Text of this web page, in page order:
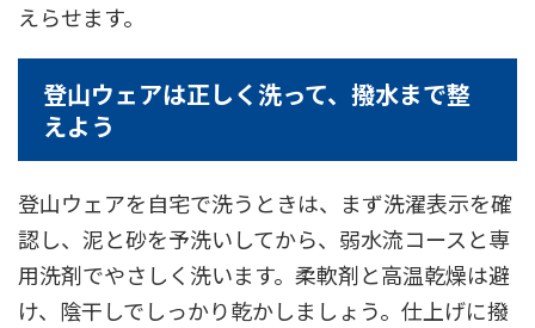
えらせます。
登山ウェアは正しく洗って、撥水まで整
えよう
登山ウェアを自宅で洗うときは、まず洗濯表示を確
認し、泥と砂を予洗いしてから、弱水流コースと専
用洗剤でやさしく洗います。柔軟剤と高温乾燥は避
け、陰干しでしっかり乾かしましょう。仕上げに撥